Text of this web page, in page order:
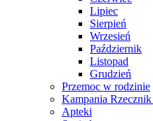
Lipiec
Sierpień
Wrzesień
Październik
Listopad
Grudzień
Przemoc w rodzinie
Kampania
Apteki